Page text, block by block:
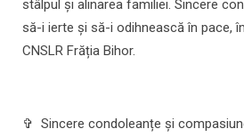
stâlpul și alinarea familiei. Sincere
să-i ierte și să-i odihnească în pace,
CNSLR Frăția Bihor.
✞ Sincere condoleanțe și